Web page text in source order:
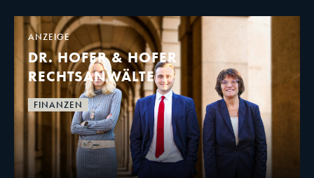
ANZEIGE
DR. HOFER & HOFER
RECHTSANWÄLTE
FINANZEN